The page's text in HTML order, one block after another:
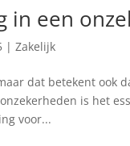
in een
|Zakelijk
dat betekent
is het
voor...